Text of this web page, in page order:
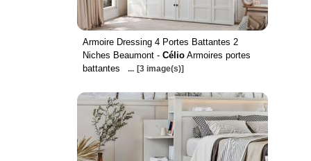
Armoire Dressing 4 Portes Battantes 2
Niches Beaumont - CélioArmoires portes
battantes
... [3 image(s)]